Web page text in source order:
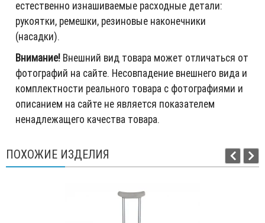
естественно изнашиваемые расходные детали:
рукоятки, ремешки, резиновые наконечники
(насадки).
Внимание! Внешний вид товара может отличаться от
фотографий на сайте. Несовпадение внешнего вида и
комплектности реального товара с фотографиями и
описанием на сайте не является показателем
ненадлежащего качества товара.
ПОХОЖИЕ ИЗДЕЛИЯ